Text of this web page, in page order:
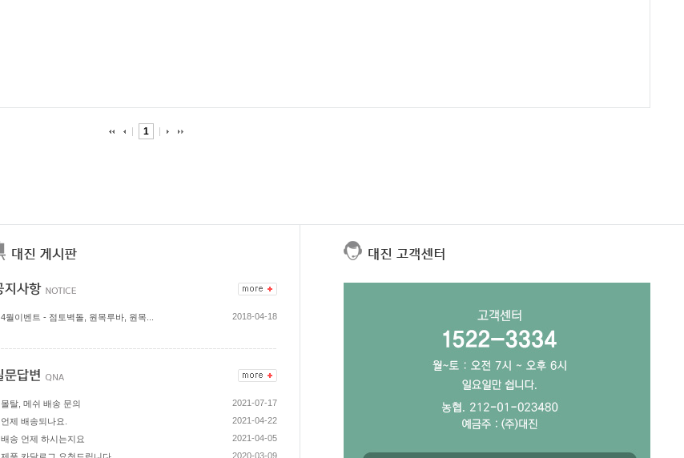
1
4월이벤트 - 점토벽돌, 원목루바, 원목... 2018-04-18
몰탈, 메쉬 배송 문의
2021-07-17
언제 배송되나요.
2021-04-22
배송 언제 하시는지요
2021-04-05
2020-03-09